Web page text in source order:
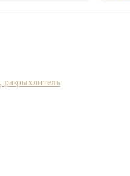
разрыхлитель